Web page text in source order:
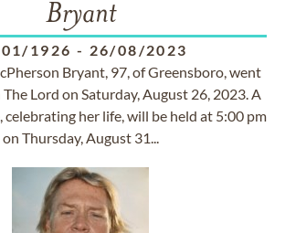
Bryant
1926 - 26/08/2023
Bryant, 97, of Greensboro, went
Lord on Saturday, August 26, 2023. A
celebrating her life, will be held at 5:00 pm
on Thursday, August 31...